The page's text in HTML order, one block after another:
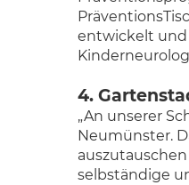
entwickelt und
4.
„An unserer
Neumünster.
selbständige